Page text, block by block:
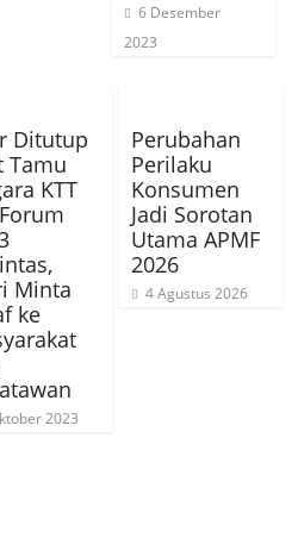
6 Desember
2023
Ditutup
Tamu
KTT
Minta
ke
2023
Perubahan
Perilaku
Konsumen
Jadi Sorotan
Utama APMF
2026
4 Agustus 2026